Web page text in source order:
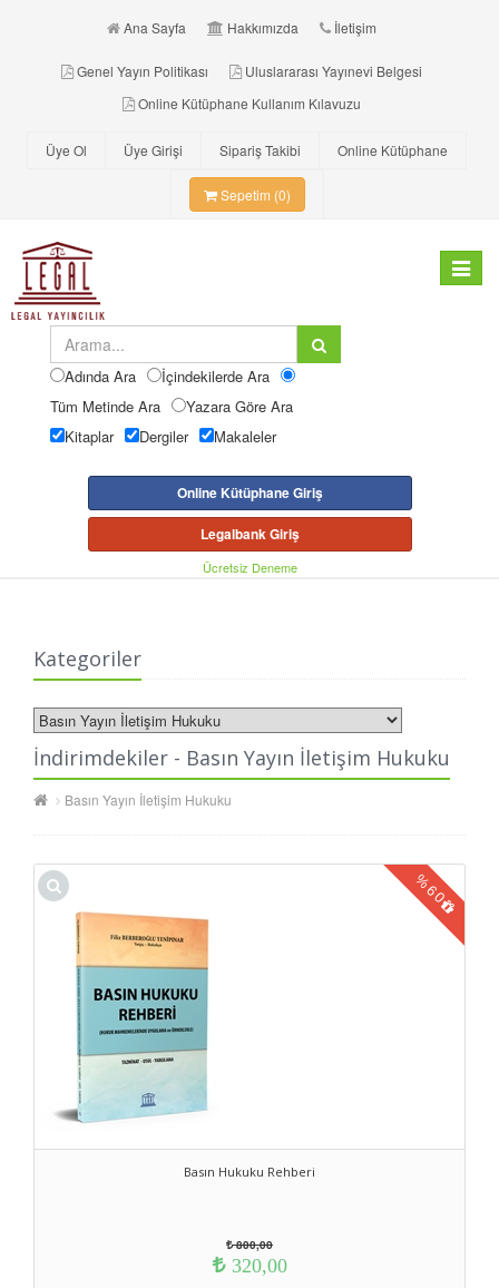
Ana Sayfa Hakkımızda İletişim
Genel Yayın Politikası
Uluslararası Yayınevi Belgesi
Online Kütüphane Kullanım Kılavuzu
Üye Ol Üye Girişi Sipariş Takibi Online Kütüphane
Sepetim (0)
Toggle
Adında Ara
İçindekilerde Ara
Tüm Metinde Ara
Yazara Göre Ara
Kitaplar
Dergiler Makaleler
Online Kütüphane Giriş
Legalbank Giriş
Ücretsiz Deneme
Kategoriler
İndirimdekiler - Basın Yayın İletişim Hukuku
Basın Yayın İletişim Hukuku
Basın Hukuku Rehberi
%
60
800,00
320,00